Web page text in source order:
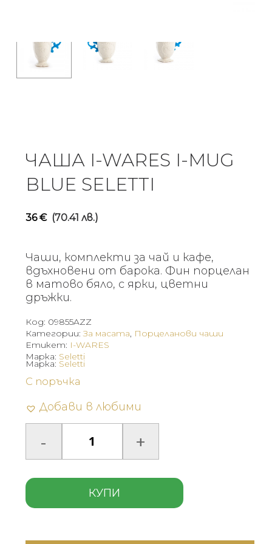
ЧАША I-WARES I-MUG
BLUE SELETTI
36€ (70.41 лв.)
Чаши, комплекти за чай и кафе,
вдъхновени от барока. Фин порцелан
в матово бяло, с ярки, цветни
дръжки.
Код: 09855AZZ
Категории:За масата, Порцеланови чаши
Етикет: I-WARES
Марка: Seletti
С поръчка
Добави в любими
КУПИ
Марка: Seletti